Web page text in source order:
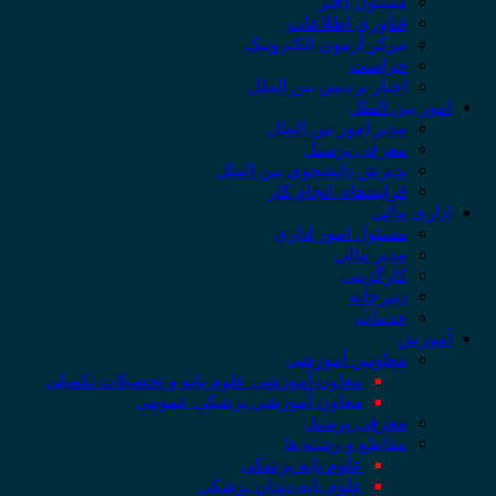
فناوری اطلاعات
مرکز آزمون الکترونیک
حراست
اخبار پردیس بین الملل
امور بین الملل
مدیر امور بین الملل
معرفی پرسنل
پذیرش دانشجوی بین الملل
فرایندهای انجام کار
اداری مالی
مسئول امور اداری
مدیر مالی
کارگزینی
دبیرخانه
خدمات
آموزش
معاونین آموزشی
معاون آموزشی علوم پایه و تحصیلات تکمیلی
معاون آموزشی پزشکی عمومی
معرفی پرسنل
مقاطع و رشته ها
علوم پایه پزشکی
علوم پایه دندان پزشکی